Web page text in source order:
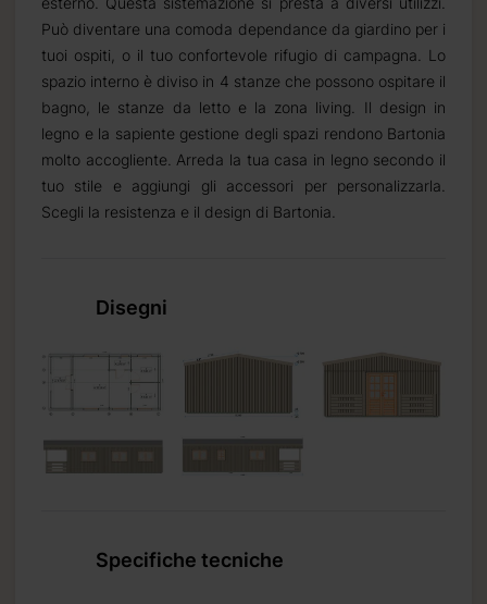
Può diventare una comoda dependance da giardino per i
tuoi ospiti, o il tuo confortevole rifugio di campagna. Lo
spazio interno è diviso in 4 stanze che possono ospitare il
bagno, le stanze da letto e la zona living. Il design in
legno e la sapiente gestione degli spazi rendono Bartonia
molto accogliente. Arreda la tua casa in legno secondo il
tuo stile e aggiungi gli accessori per personalizzarla.
Scegli la resistenza e il design di Bartonia.
Disegni
Specifiche tecniche